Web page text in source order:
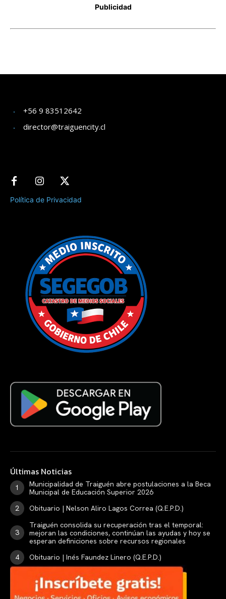
+56 9 83512642
director@traiguencity.cl
Política de Privacidad
Últimas Noticias
Municipalidad de Traiguén abre postulaciones a la Beca
Municipal de Educación Superior 2026
Obituario | Nelson Aliro Lagos Correa (Q.E.P.D.)
Traiguén consolida su recuperación tras el temporal:
mejoran las condiciones, continúan las ayudas y hoy se
esperan definiciones sobre recursos regionales
Obituario | Inés Faundez Linero (Q.E.P.D.)